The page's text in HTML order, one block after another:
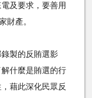
及要求，要善用
財產。
製的反賄選影
什麼是賄選的行
藉此深化民眾反